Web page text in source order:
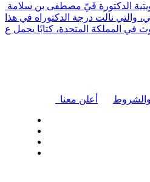
والتي نالت درجة الدكتوراه في هذا
في المملكة المتحدة، كتابًا يحمل ع
أعلن معنا والشروط